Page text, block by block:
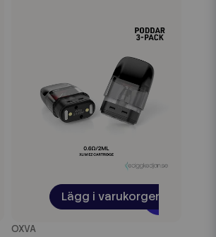
Lägg i varukorgen
OXVA